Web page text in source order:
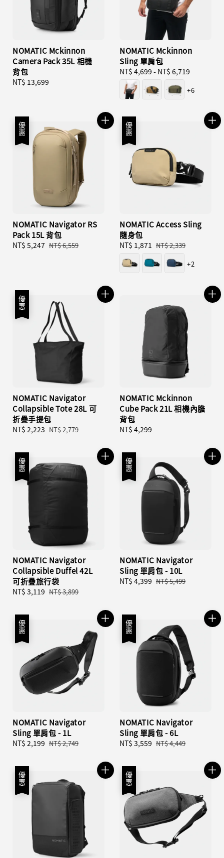
NOMATIC Mckinnon
Camera Pack 35L 相機
背包
Regular
NT$ 13,699
NOMATIC Mckinnon
Sling 單肩包
Regular
price
NT$ 4,699 - NT$ 6,719
+6
優惠
NOMATIC Navigator RS
Pack 15L 背包
Sale
NT$ 5,247 Regular
NT$ 6,559
優惠
NOMATIC Access Sling
隨身包
Sale
price
NT$ 1,871 Regular
price
NT$ 2,339
+2
優惠
NOMATIC Navigator
Collapsible Tote 28L 可
折疊手提包
Sale
NT$ 2,223 Regular
NT$ 2,779
NOMATIC Mckinnon
Cube Pack 21L 相機內膽
背包
Regular
NT$ 4,299
優惠
NOMATIC Navigator
Collapsible Duffel 42L
可折疊旅行袋
Sale
NT$ 3,119 Regular
NT$ 3,899
優惠
NOMATIC Navigator
Sling 單肩包 - 10L
Sale
NT$ 4,399 Regular
NT$ 5,499
優惠
NOMATIC Navigator
Sling 單肩包 - 1L
Sale
NT$ 2,199 Regular
NT$ 2,749
優惠
NOMATIC Navigator
Sling 單肩包 - 6L
Sale
NT$ 3,559 Regular
NT$ 4,449
優惠 優惠